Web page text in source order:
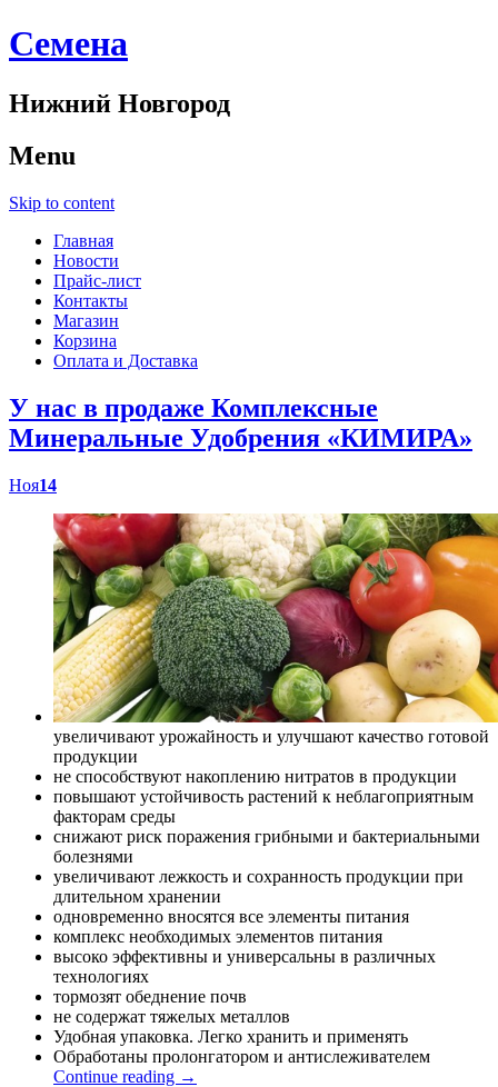
Cемена
Нижний Новгород
Menu
Skip to content
Главная
Новости
Прайс-лист
Контакты
Магазин
Корзина
Оплата и Доставка
У нас в продаже Комплексные
Минеральные Удобрения «КИМИРА»
Ноя14
увеличивают урожайность и улучшают качество готовой
продукции
не способствуют накоплению нитратов в продукции
повышают устойчивость растений к неблагоприятным
факторам среды
снижают риск поражения грибными и бактериальными
болезнями
увеличивают лежкость и сохранность продукции при
длительном хранении
одновременно вносятся все элементы питания
комплекс необходимых элементов питания
высоко эффективны и универсальны в различных
технологиях
тормозят обеднение почв
не содержат тяжелых металлов
Удобная упаковка. Легко хранить и применять
Обработаны пролонгатором и антислеживателем
Continue reading →